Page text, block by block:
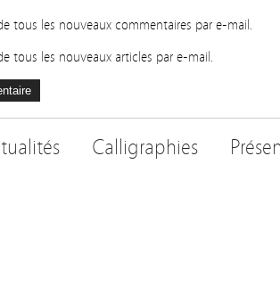
tous les nouveaux commentaires par e-mail.
tous les nouveaux articles par e-mail.
Calligraphies